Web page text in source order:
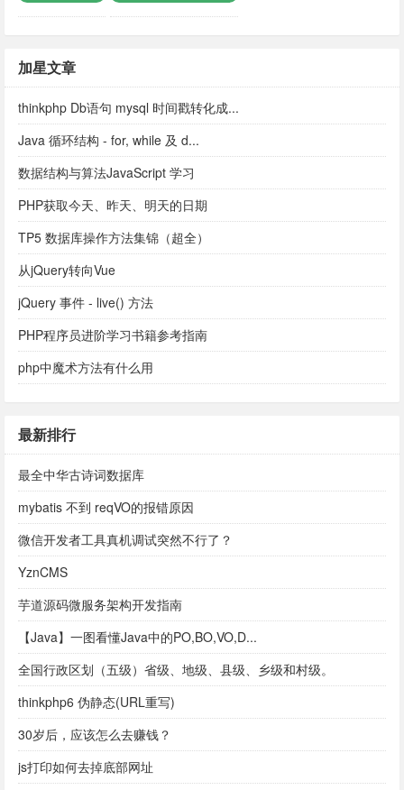
加星文章
thinkphp Db语句 mysql 时间戳转化成...
Java 循环结构 - for, while 及 d...
数据结构与算法JavaScript 学习
PHP获取今天、昨天、明天的日期
TP5 数据库操作方法集锦（超全）
从jQuery转向Vue
jQuery 事件 - live() 方法
PHP程序员进阶学习书籍参考指南
php中魔术方法有什么用
最新排行
最全中华古诗词数据库
mybatis 不到 reqVO的报错原因
微信开发者工具真机调试突然不行了？
YznCMS
芋道源码微服务架构开发指南
【Java】一图看懂Java中的PO,BO,VO,D...
全国行政区划（五级）省级、地级、县级、乡级和村级。
thinkphp6 伪静态(URL重写)
30岁后，应该怎么去赚钱？
js打印如何去掉底部网址